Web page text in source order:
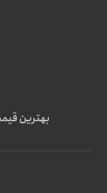
بهترین قیمت